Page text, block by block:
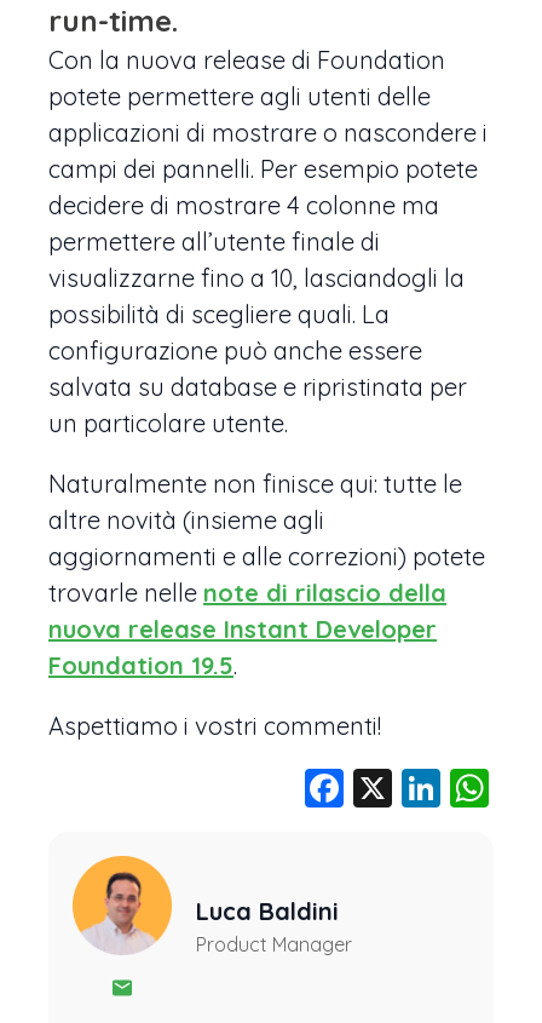
run-time.
Con la nuova release di Foundation
potete permettere agli utenti delle
applicazioni di mostrare o nascondere i
campi dei pannelli. Per esempio potete
decidere di mostrare 4 colonne ma
permettere all’utente finale di
visualizzarne fino a 10, lasciandogli la
possibilità di scegliere quali. La
configurazione può anche essere
salvata su database e ripristinata per
un particolare utente.
Naturalmente non finisce qui: tutte le
altre novità (insieme agli
aggiornamenti e alle correzioni) potete
trovarle nelle note di rilascio della
nuova release Instant Developer
Foundation 19.5.
Aspettiamo i vostri commenti!
Facebook
X
Luca Baldini
Product Manager